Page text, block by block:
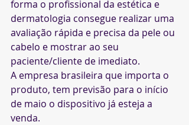
forma o profissional da estética e
dermatologia consegue realizar uma
avaliação rápida e precisa da pele ou
cabelo e mostrar ao seu
paciente/cliente de imediato.
A empresa brasileira que importa o
produto, tem previsão para o início
de maio o dispositivo já esteja a
venda.